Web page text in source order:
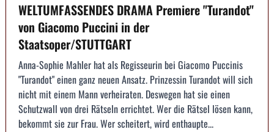
WELTUMFASSENDES DRAMA Premiere "Turandot"
von Giacomo Puccini in der
Staatsoper/STUTTGART
Anna-Sophie Mahler hat als Regisseurin bei Giacomo Puccinis
"Turandot" einen ganz neuen Ansatz. Prinzessin Turandot will sich
nicht mit einem Mann verheiraten. Deswegen hat sie einen
Schutzwall von drei Rätseln errichtet. Wer die Rätsel lösen kann,
bekommt sie zur Frau. Wer scheitert, wird enthaupte...